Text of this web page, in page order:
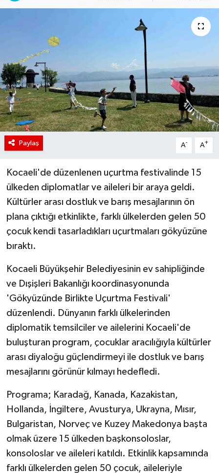
Paylaş A- A+
Kocaeli'de düzenlenen uçurtma festivalinde 15
ülkeden diplomatlar ve aileleri bir araya geldi.
Kültürler arası dostluk ve barış mesajlarının ön
plana çıktığı etkinlikte, farklı ülkelerden gelen 50
çocuk kendi tasarladıkları uçurtmaları gökyüzüne
bıraktı.
Kocaeli Büyükşehir Belediyesinin ev sahipliğinde
ve Dışişleri Bakanlığı koordinasyonunda
'Gökyüzünde Birlikte Uçurtma Festivali'
düzenlendi. Dünyanın farklı ülkelerinden
diplomatik temsilciler ve ailelerini Kocaeli'de
buluşturan program, çocuklar aracılığıyla kültürler
arası diyaloğu güçlendirmeyi ile dostluk ve barış
mesajlarını görünür kılmayı hedefledi.
Programa; Karadağ, Kanada, Kazakistan,
Hollanda, İngiltere, Avusturya, Ukrayna, Mısır,
Bulgaristan, Norveç ve Kuzey Makedonya başta
olmak üzere 15 ülkeden başkonsoloslar,
konsoloslar ve aileleri katıldı. Etkinlik kapsamında
farklı ülkelerden gelen 50 çocuk, aileleriyle